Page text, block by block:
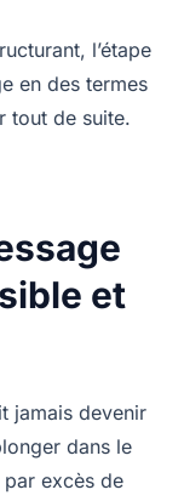
l’étape
en des termes
tout de suite.
et
jamais devenir
dans le
par excès de